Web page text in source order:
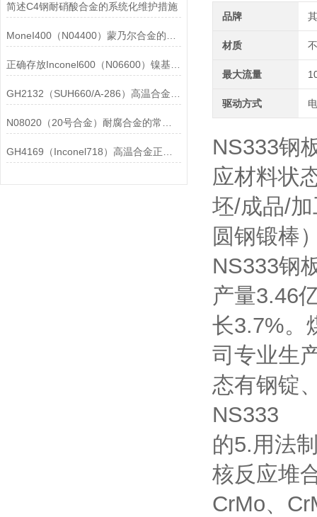
简述C4钢耐硝酸合金的系统化维护措施
正确存放Inconel600（N06600）镍基合金的重要性介绍
品牌
材质
最大流量
驱动方式
NS333钢
应材料状
坯/成品/
圆钢锻棒
NS333钢
产量3.46
长3.7%。
司专业生
态有钢锭
NS333
的5.用法
核反应堆
CrMo、